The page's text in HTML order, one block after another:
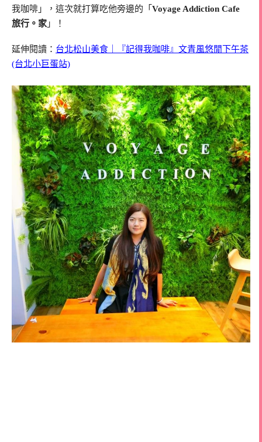
我咖啡」，這次就打算吃他旁邊的「 Voyage Addiction Cafe
旅行。家 」！
延伸閱讀： 台北松山美食｜『記得我咖啡』文青風悠閒下午茶
(台北小巨蛋站)